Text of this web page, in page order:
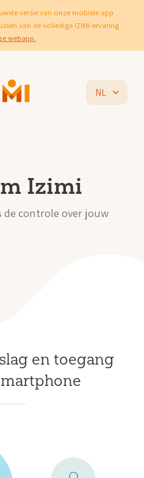
versie van onze mobiele app
van de volledige IZIMI-ervaring
webapp.
NL
Izimi
de controle over jouw
en toegang